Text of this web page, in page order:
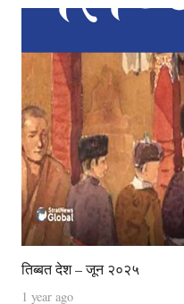
तिब्बत देश – जून २०२५
1 year ago